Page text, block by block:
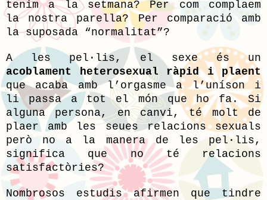
tenim a la setmana? Per com complaem
la nostra parella? Per comparació amb
la suposada “normalitat”?
A les pel·lis, el sexe és un
acoblament heterosexual ràpid i plaent
que acaba amb l’orgasme a l’uníson i
li passa a tot el món que ho fa. Si
alguna persona, en canvi, té molt de
plaer amb les seues relacions sexuals
però no a la manera de les pel·lis,
significa que no té relacions
satisfactòries?
Nombrosos estudis afirmen que tindre